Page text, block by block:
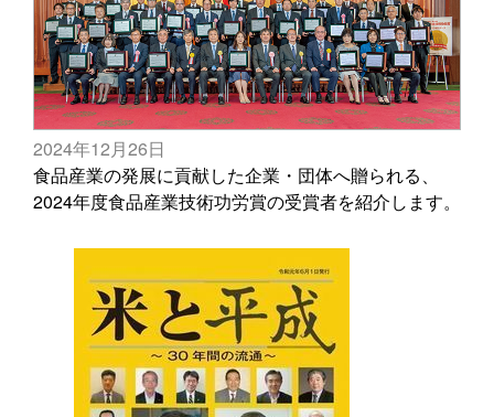
2024年12月26日
食品産業の発展に貢献した企業・団体へ贈られる、
2024年度食品産業技術功労賞の受賞者を紹介します。